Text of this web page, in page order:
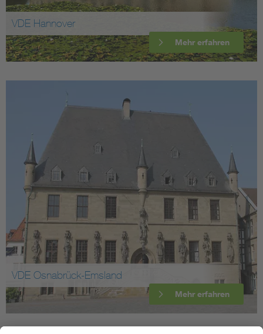
VDE Hannover
Mehr erfahren
VDE Osnabrück-Emsland
Mehr erfahren